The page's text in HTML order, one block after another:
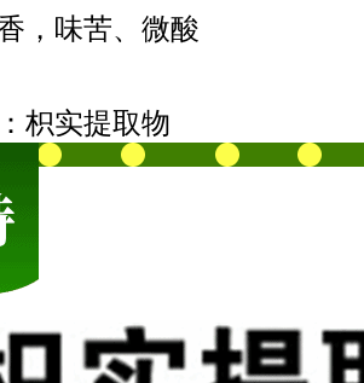
，味苦、微酸
枳实提取物